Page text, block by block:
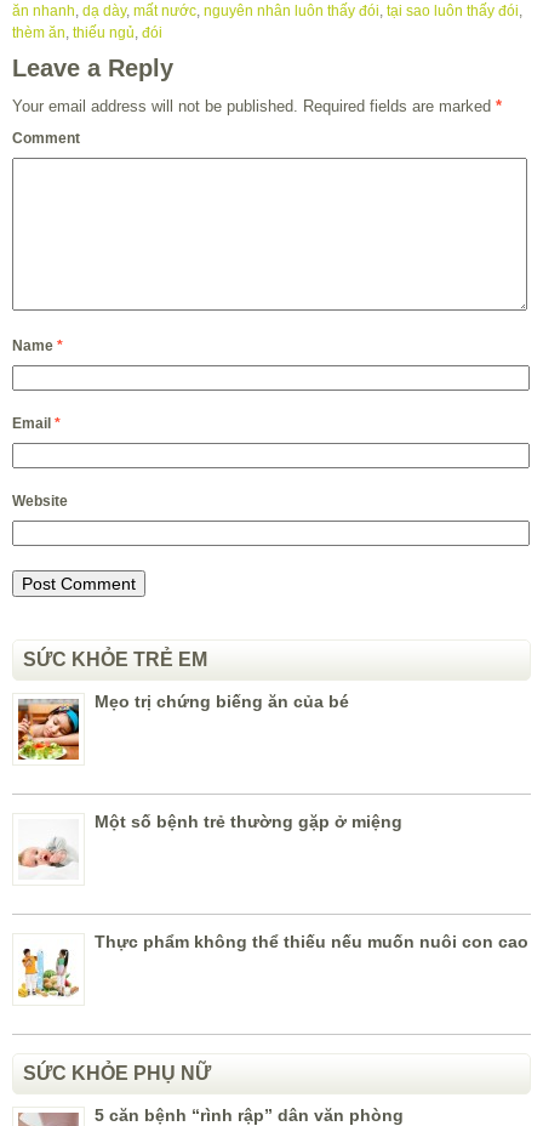
ăn nhanh dạ dày, mất nước nguyên nhân luôn thấy đói tại sao luôn thấy đói
thèm ăn thiếu ngủ đói
Leave a Reply
Your email address will not be published. Required fields are marked *
Comment
Name *
Email *
Website
SỨC KHỎE TRẺ EM
Mẹo trị chứng biếng ăn của bé
Một số bệnh trẻ thường gặp ở miệng
Thực phẩm không thể thiếu nếu muốn nuôi con cao
SỨC KHỎE PHỤ NỮ
5 căn bệnh “rình rập” dân văn phòng